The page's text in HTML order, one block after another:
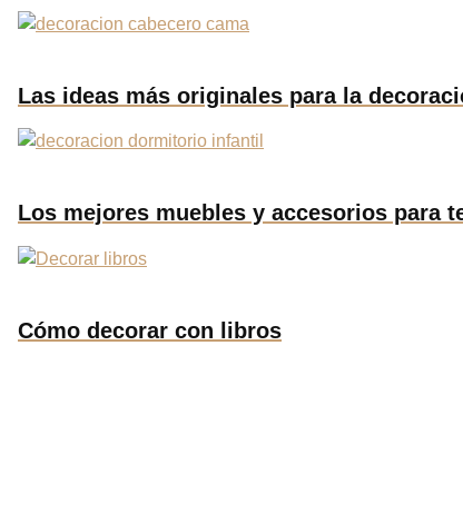
Las ideas más originales para la
Los mejores muebles y accesorios para
Cómo decorar con libros